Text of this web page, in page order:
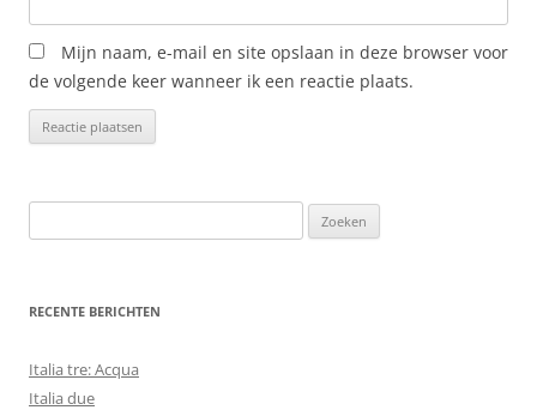
Mijn naam, e-mail en site opslaan in deze browser voor
de volgende keer wanneer ik een reactie plaats.
naar:
RECENTE BERICHTEN
Italia tre: Acqua
Italia due